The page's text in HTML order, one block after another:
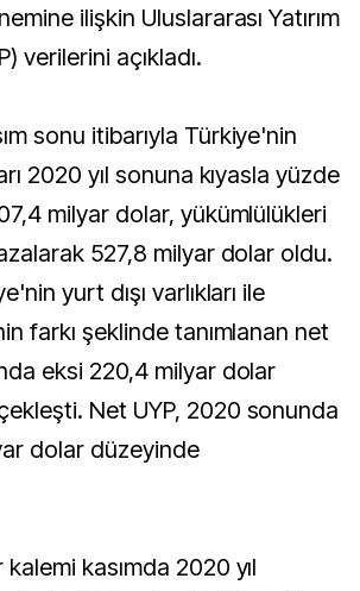
ilişkin Uluslararası Yatırım
verilerini açıkladı.
sonu itibarıyla Türkiye'nin
2020 yıl sonuna kıyasla yüzde
milyar dolar, yükümlülükleri
527,8 milyar dolar oldu.
yurt dışı varlıkları ile
farkı şeklinde tanımlanan net
eksi 220,4 milyar dolar
Net UYP, 2020 sonunda
dolar düzeyinde
kalemi kasımda 2020 yıl